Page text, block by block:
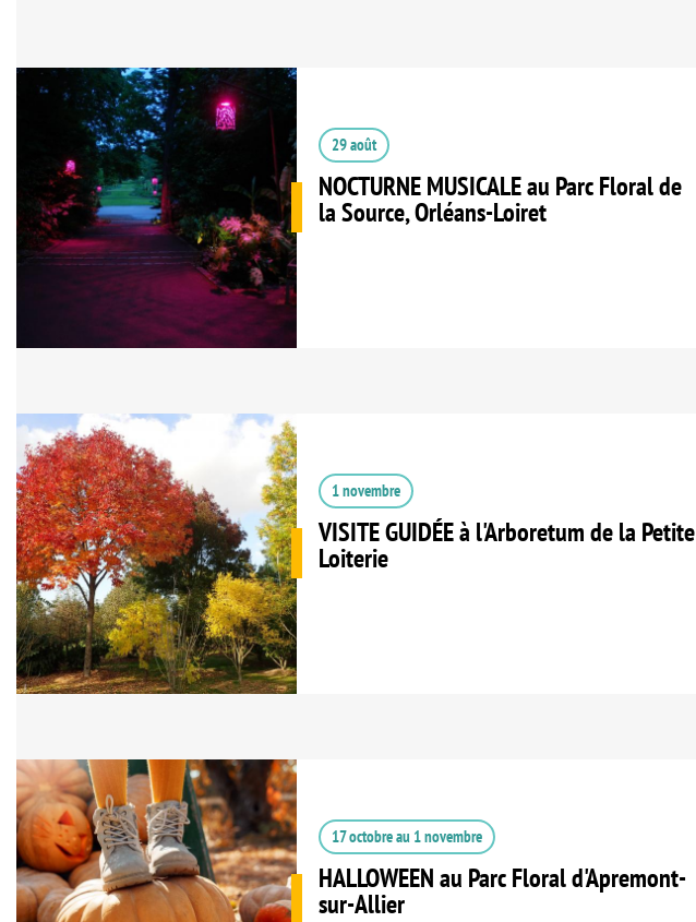
29 août
NOCTURNE MUSICALE au Parc Floral de
la Source, Orléans-Loiret
1 novembre
VISITE GUIDÉE à l'Arboretum de la Petite
Loiterie
17 octobreau 1 novembre
HALLOWEEN au Parc Floral d'Apremont-
sur-Allier